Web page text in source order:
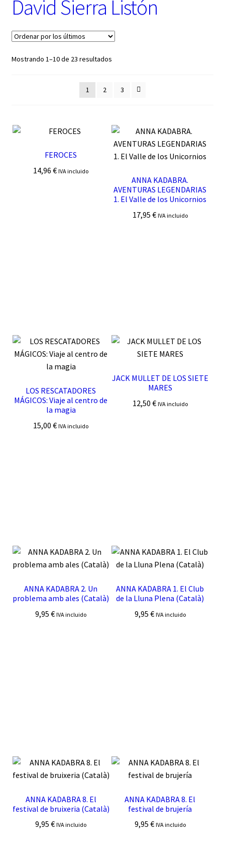
e
o
í
David Sierra Listón
Mostrando 1–10 de 23 resultadosOrdenado
últimos
1 2 3
FEROCES
14,96€ IVA incluido
ANNA KADABRA.
AVENTURAS LEGENDARIAS
1. El Valle de los Unicornios
17,95 € IVA incluido
LOS RESCATADORES
MÁGICOS: Viaje al centro de
la magia
15,00€ IVA incluido
JACK MULLET DE LOS SIETE
MARES
12,50 € IVA incluido
ANNA KADABRA 2. Un
problema amb ales (Català)
9,95€ IVA incluido
ANNA KADABRA 1. El Club
de la Lluna Plena (Català)
9,95 € IVA incluido
ANNA KADABRA 8. El
festival de bruixeria (Català)
9,95€ IVA incluido
ANNA KADABRA 8. El
festival de brujería
9,95 € IVA incluido